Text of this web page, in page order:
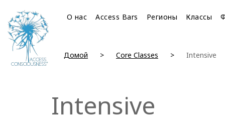
О нас Access Bars Регионы Классы
Домой Core Classes Intensive
Intensive